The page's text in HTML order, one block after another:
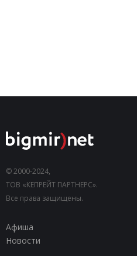
© 2000-2024,
ТОВ «КЕПРЕЙТ ПАРТНЕРС».
Все права защищены.
Афиша
Новости